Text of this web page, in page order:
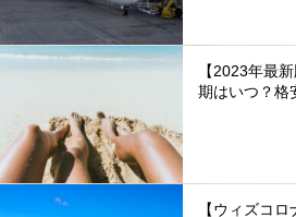
【2023年最
期はいつ？格
【ウィズコ